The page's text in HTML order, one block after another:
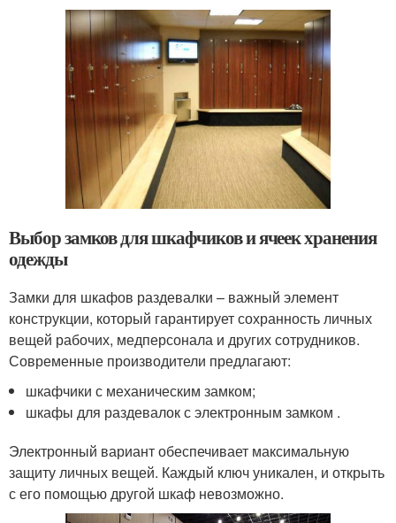
Выбор замков для шкафчиков и ячеек хранения
одежды
Замки для шкафов раздевалки – важный элемент
конструкции, который гарантирует сохранность личных
вещей рабочих, медперсонала и других сотрудников.
Современные производители предлагают:
шкафчики с механическим замком;
шкафы для раздевалок с электронным замком .
Электронный вариант обеспечивает максимальную
защиту личных вещей. Каждый ключ уникален, и открыть
с его помощью другой шкаф невозможно.